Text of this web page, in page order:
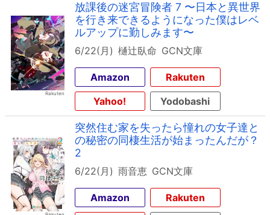
放課後の迷宮冒険者 7 〜日本と異世界
を行き来できるようになった僕はレベ
ルアップに勤しみます〜
6/22(月) 樋辻臥命 GCN文庫
Amazon
Rakuten
Yahoo!
Yodobashi
突然住む家を失ったら憧れの女子達と
の秘密の同棲生活が始まったんだが？
2
6/22(月) 雨音恵 GCN文庫
Amazon
Rakuten